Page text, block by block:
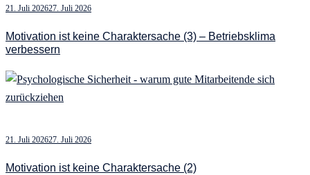
21. Juli 202627. Juli 2026
Motivation ist keine Charaktersache (3) – Betriebsklima
verbessern
21. Juli 202627. Juli 2026
Motivation ist keine Charaktersache (2)